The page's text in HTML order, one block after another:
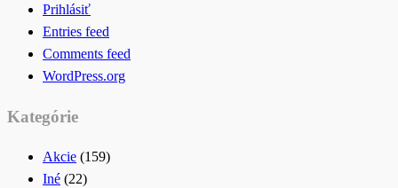
Prihlásiť
Entries feed
Comments feed
WordPress.org
Kategórie
Akcie (159)
Iné (22)